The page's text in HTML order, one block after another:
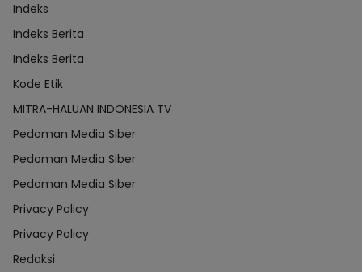
Indeks
Indeks Berita
Indeks Berita
Kode Etik
MITRA-HALUAN INDONESIA TV
Pedoman Media Siber
Pedoman Media Siber
Pedoman Media Siber
Privacy Policy
Privacy Policy
Redaksi